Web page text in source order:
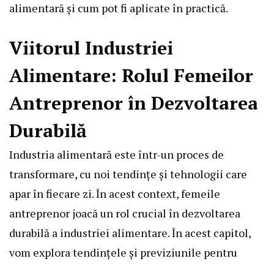
alimentară și cum pot fi aplicate în practică.
Viitorul Industriei
Alimentare: Rolul Femeilor
Antreprenor în Dezvoltarea
Durabilă
Industria alimentară este într-un proces de
transformare, cu noi tendințe și tehnologii care
apar în fiecare zi. În acest context, femeile
antreprenor joacă un rol crucial în dezvoltarea
durabilă a industriei alimentare. În acest capitol,
vom explora tendințele și previziunile pentru